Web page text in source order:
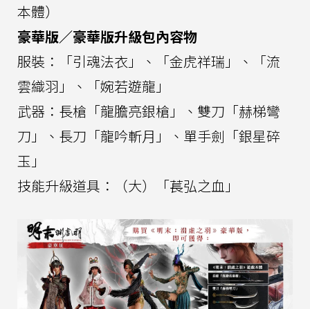
本體）
豪華版／豪華版升級包內容物
服裝：「引魂法衣」、「金虎祥瑞」、「流
雲織羽」、「婉若遊龍」
武器：長槍「龍膽亮銀槍」、雙刀「赫梯彎
刀」、長刀「龍吟斬月」、單手劍「銀星碎
玉」
技能升級道具：（大）「萇弘之血」